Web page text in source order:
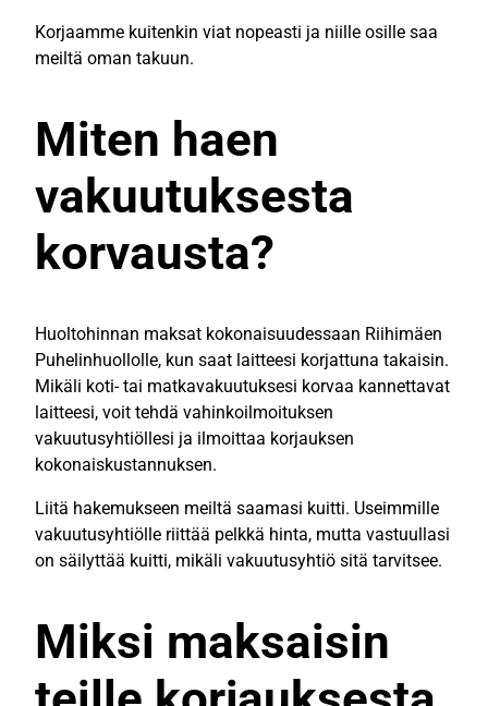
Korjaamme kuitenkin viat nopeasti ja niille osille saa
meiltä oman takuun.
Miten haen
vakuutuksesta
korvausta?
Huoltohinnan maksat kokonaisuudessaan Riihimäen
Puhelinhuollolle, kun saat laitteesi korjattuna takaisin.
Mikäli koti- tai matkavakuutuksesi korvaa kannettavat
laitteesi, voit tehdä vahinkoilmoituksen
vakuutusyhtiöllesi ja ilmoittaa korjauksen
kokonaiskustannuksen.
Liitä hakemukseen meiltä saamasi kuitti. Useimmille
vakuutusyhtiölle riittää pelkkä hinta, mutta vastuullasi
on säilyttää kuitti, mikäli vakuutusyhtiö sitä tarvitsee.
Miksi maksaisin